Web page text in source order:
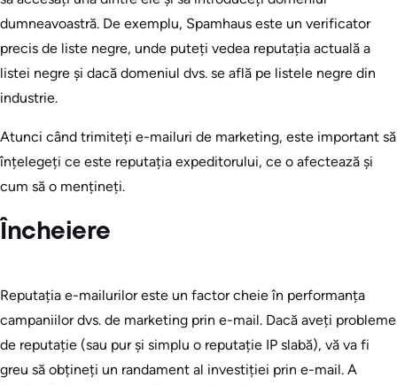
dumneavoastră. De exemplu, Spamhaus este un verificator
precis de liste negre, unde puteți vedea reputația actuală a
listei negre și dacă domeniul dvs. se află pe listele negre din
industrie.
Atunci când trimiteți e-mailuri de marketing, este important să
înțelegeți ce este reputația expeditorului, ce o afectează și
cum să o mențineți.
Încheiere
Reputația e-mailurilor este un factor cheie în performanța
campaniilor dvs. de marketing prin e-mail. Dacă aveți probleme
de reputație (sau pur și simplu o reputație IP slabă), vă va fi
greu să obțineți un randament al investiției prin e-mail. A